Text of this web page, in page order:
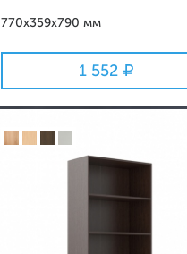
770x359x790 мм
1 552